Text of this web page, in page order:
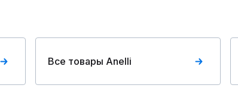
Все товары Anelli